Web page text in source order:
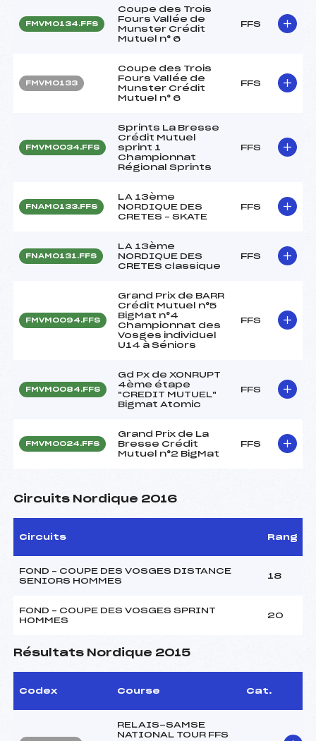
FMVM0134.FFS
Coupe des Trois
Fours Vallée de
Munster Crédit
Mutuel n° 6
FFS
FMVM0133
Coupe des Trois
Fours Vallée de
Munster Crédit
Mutuel n° 6
FFS
FMVM0034.FFS
Sprints La Bresse
Crédit Mutuel
sprint 1
Championnat
Régional Sprints
FFS
FNAM0133.FFS
LA 13ème
NORDIQUE DES
CRETES – SKATE
FFS
FNAM0131.FFS
LA 13ème
NORDIQUE DES
CRETES classique
FFS
FMVM0094.FFS
Grand Prix de BARR
Crédit Mutuel n°5
BigMat n°4
Championnat des
Vosges individuel
U14 à Séniors
FFS
FMVM0084.FFS
Gd Px de XONRUPT
4ème étape
"CREDIT MUTUEL"
Bigmat Atomic
FFS
FMVM0024.FFS
Grand Prix de La
Bresse Crédit
Mutuel n°2 BigMat
FFS
Circuits Nordique 2016
Circuits Rang
FOND – COUPE DES VOSGES DISTANCE
SENIORS HOMMES
18
FOND – COUPE DES VOSGES SPRINT
HOMMES
20
Résultats Nordique 2015
Codex Course Cat.
RELAIS-SAMSE
NATIONAL TOUR FFS